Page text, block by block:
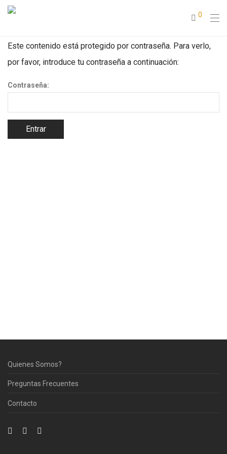
0
Este contenido está protegido por contraseña. Para verlo,
por favor, introduce tu contraseña a continuación:
Contraseña:
Quienes Somos?
Preguntas Frecuentes
Contacto